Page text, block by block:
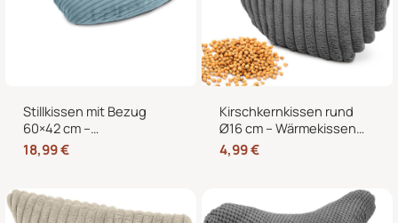
Stillkissen mit Bezug
60×42 cm –
Schwangerschaftskissen
& Seitenschläferkissen
waschbarem Bezug und
weicher Füllung
18,99€
Kirschkernkissen rund
Ø16 cm – Wärmekissen
und Kältekissen mit 100
% Kirschkernen für
4,99€